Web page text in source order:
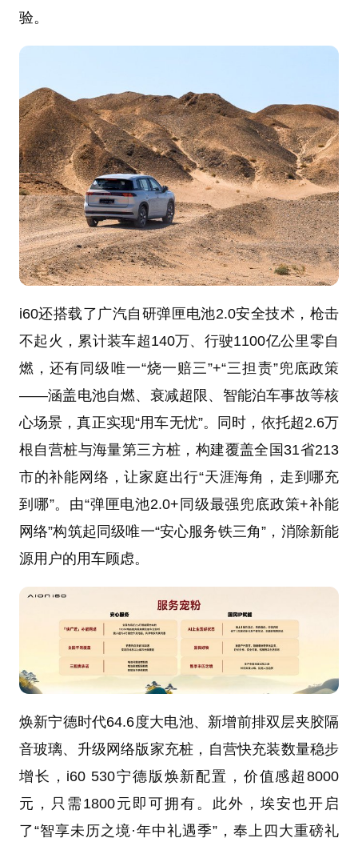
验。
i60还搭载了广汽自研弹匣电池2.0安全技术，枪击
不起火，累计装车超140万、行驶1100亿公里零自
燃，还有同级唯一“烧一赔三”+“三担责”兜底政策
——涵盖电池自燃、衰减超限、智能泊车事故等核
心场景，真正实现“用车无忧”。同时，依托超2.6万
根自营桩与海量第三方桩，构建覆盖全国31省213
市的补能网络，让家庭出行“天涯海角，走到哪充
到哪”。由“弹匣电池2.0+同级最强兜底政策+补能
网络”构筑起同级唯一“安心服务铁三角”，消除新能
源用户的用车顾虑。
焕新宁德时代64.6度大电池、新增前排双层夹胶隔
音玻璃、升级网络版家充桩，自营快充装数量稳步
增长，i60 530宁德版焕新配置，价值感超8000
元，只需1800元即可拥有。此外，埃安也开启
了“智享未历之境·年中礼遇季”，奉上四大重磅礼